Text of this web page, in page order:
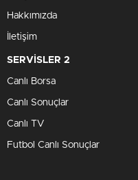
Hakkımızda
İletişim
SERVİSLER 2
Canlı Borsa
Canlı Sonuçlar
Canlı TV
Futbol Canlı Sonuçlar